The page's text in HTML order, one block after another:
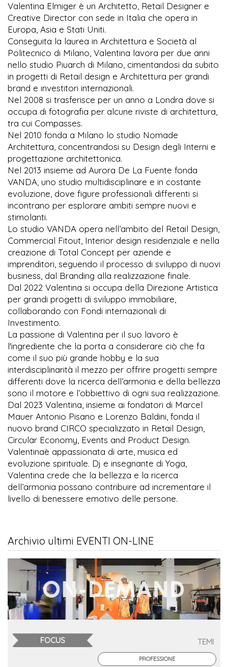
Valentina Elmiger è un Architetto, Retail Designer e
Creative Director con sede in Italia che opera in
Europa, Asia e Stati Uniti.
Conseguita la laurea in Architettura e Società al
Politecnico di Milano, Valentina lavora per due anni
nello studio Piuarch di Milano, cimentandosi da subito
in progetti di Retail design e Architettura per grandi
brand e investitori internazionali.
Nel 2008 si trasferisce per un anno a Londra dove si
occupa di fotografia per alcune riviste di architettura,
tra cui Compasses.
Nel 2010 fonda a Milano lo studio Nomade
Architettura, concentrandosi su Design degli Interni e
progettazione architettonica.
Nel 2013 insieme ad Aurora De La Fuente fonda
VANDA, uno studio multidisciplinare e in costante
evoluzione, dove figure professionali differenti si
incontrano per esplorare ambiti sempre nuovi e
stimolanti.
Lo studio VANDA opera nell’ambito del Retail Design,
Commercial Fitout, Interior design residenziale e nella
creazione di Total Concept per aziende e
imprenditori, seguendo il processo di sviluppo di nuovi
business, dal Branding alla realizzazione finale.
Dal 2022 Valentina si occupa della Direzione Artistica
per grandi progetti di sviluppo immobiliare,
collaborando con Fondi internazionali di
Investimento.
La passione di Valentina per il suo lavoro è
l'ingrediente che la porta a considerare ciò che fa
come il suo più grande hobby e la sua
interdisciplinarità il mezzo per offrire progetti sempre
differenti dove la ricerca dell’armonia e della bellezza
sono il motore e l’obbiettivo di ogni sua realizzazione.
Dal 2023 Valentina, insieme ai fondatori di Marcel
Mauer Antonio Pisano e Lorenzo Baldini, fonda il
nuovo brand CIRCO specializzato in Retail Design,
Circular Economy, Events and Product Design.
Valentinaè appassionata di arte, musica ed
evoluzione spirituale. Dj e insegnante di Yoga,
Valentina crede che la bellezza e la ricerca
dell’armonia possano contribuire ad incrementare il
livello di benessere emotivo delle persone.
Archivio ultimi EVENTI ON-LINE
FOCUS TEMI
PROFESSIONE